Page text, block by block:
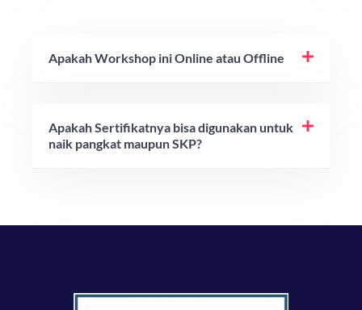
Apakah Workshop ini Online atau Offline
Apakah Sertifikatnya bisa digunakan untuk
naik pangkat maupun SKP?